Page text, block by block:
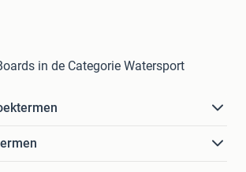
in de Categorie Watersport